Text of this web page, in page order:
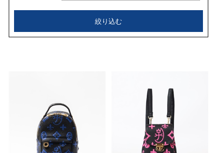
絞り込む